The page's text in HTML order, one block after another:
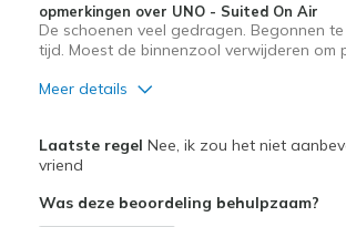
Width
Feels true to width
opmerkingen over UNO - Suited On Air
De schoenen veel gedragen. Begonnen
tijd. Moest de binnenzool verwijderen om
Meer details
Goede demping
Minpunten
Laatste regel Nee, ik zou het niet
vriend
Was deze beoordeling behulpzaam?